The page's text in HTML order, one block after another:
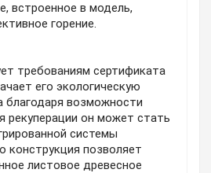
встроенное в модель,
горение.
требованиям сертификата
его экологическую
благодаря возможности
рекуперации он может стать
системы
конструкция позволяет
листовое древесное